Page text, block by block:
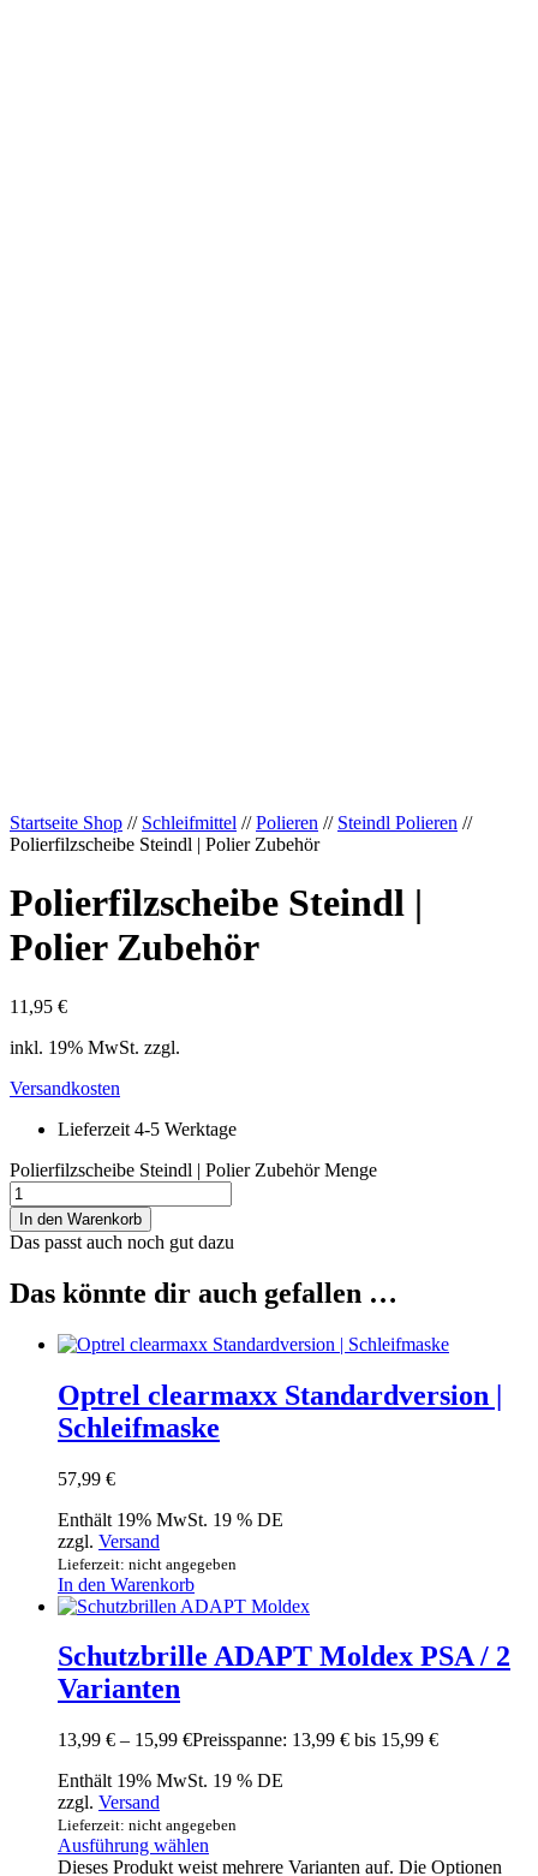
Startseite Shop // Schleifmittel //Polieren // Steindl Polieren //
Polierfilzscheibe Steindl | Polier Zubehör
Polierfilzscheibe Steindl |
Polier Zubehör
11,95 €
inkl. 19% MwSt. zzgl.
Versandkosten
Lieferzeit 4-5 Werktage
Polierfilzscheibe Steindl | Polier Zubehör Menge
In den Warenkorb
Das passt auch noch gut dazu
Das könnte dir auch gefallen …
Optrel clearmaxx Standardversion |
Schleifmaske
57,99 €
Enthält 19% MwSt. 19 % DE
zzgl. Versand
Lieferzeit: nicht angegeben
In den Warenkorb
Schutzbrille ADAPT Moldex PSA / 2
Varianten
13,99 € – 15,99 €Preisspanne: 13,99 € bis 15,99 €
Enthält 19% MwSt. 19 % DE
zzgl. Versand
Lieferzeit: nicht angegeben
Ausführung wählen
Dieses Produkt weist mehrere Varianten auf. Die Optionen